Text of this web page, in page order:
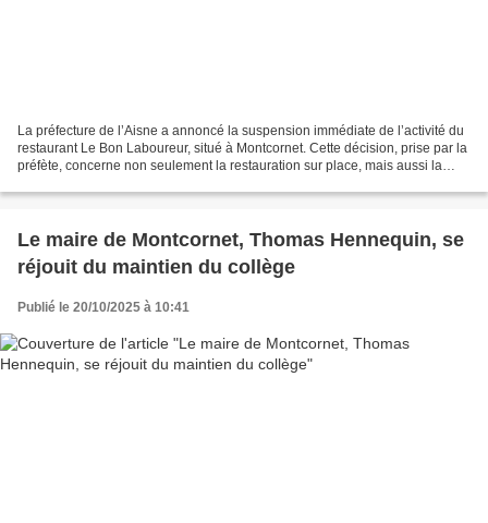
La préfecture de l’Aisne a annoncé la suspension immédiate de l’activité du
restaurant Le Bon Laboureur, situé à Montcornet. Cette décision, prise par la
préfète, concerne non seulement la restauration sur place, mais aussi la
Le maire de Montcornet, Thomas Hennequin, se
réjouit du maintien du collège
Publié le 20/10/2025 à 10:41